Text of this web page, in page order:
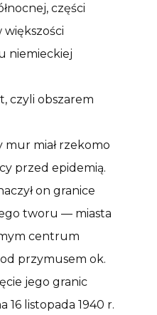
części
większości
niemieckiej
czyli obszarem
miał rzekomo
przed epidemią.
on granice
tworu — miasta
centrum
przymusem ok.
jego granic
16 listopada 1940 r.